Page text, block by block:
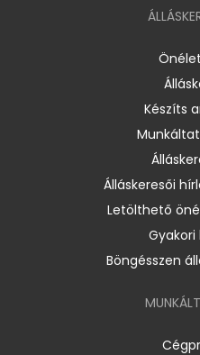
Készíts
Álláskeresői
Letölthető
Gyakori
Böngésszen